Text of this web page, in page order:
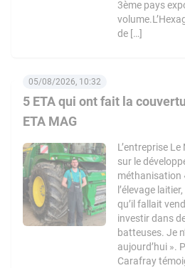
3ème pays
de […]
5 ETA qui ont fait la
ETA MAG
05/08/2026, 10:32
L’entreprise
sur le
méthanisation
l’élevage
qu’il fallait
investir dans
batteuses. Je
aujourd’hui ».
Carafray